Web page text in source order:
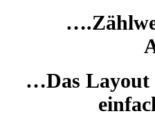
…Das Layout